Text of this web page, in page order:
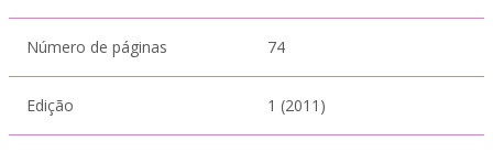
Número de páginas 74
Edição 1 (2011)